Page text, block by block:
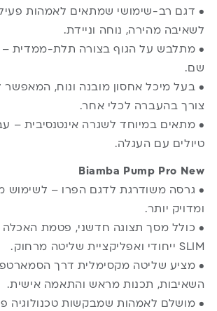
• דגם רב-שימושי שמתאים לאמהות
לשאיבה מהירה, נוחה וניידת.
• מתלבש על הגוף בצורה תלת-ממדית –
שם.
• בעל מיכל אחסון מובנה ונוח,
צורך בהעברה לכלי אחר.
• מתאים במיוחד לשגרה אינטנסיבית –
טיולים עם העגלה.
Biamba Pump Pro New
• גרסה משודרגת לדגם הפרו –
ומדויק יותר.
• כולל מסך תצוגה חדשני, פטמת האכלה
SLIM ייחודי ואפליקציית שליטה מרחוק.
• מציע שליטה מקסימלית דרך
השאיבות, תכנות מראש והתאמה אישית.
• מושלם לאמהות שמבקשות טכנולוגיה